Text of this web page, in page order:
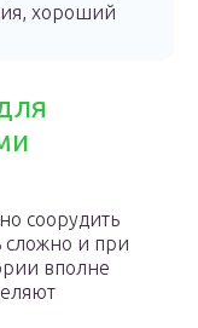
хороший
соорудить
сложно и при
вполне